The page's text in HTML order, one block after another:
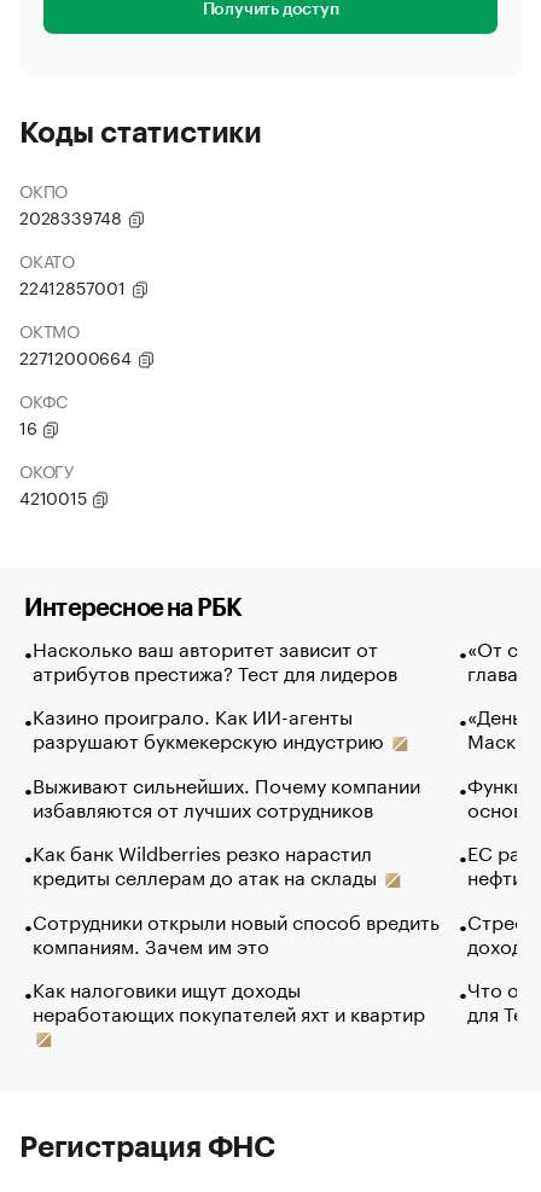
Получить доступ
Коды статистики
ОКПО
2028339748
ОКАТО
22412857001
ОКТМО
22712000664
ОКФС
16
ОКОГУ
4210015
Интересное на РБК
Насколько ваш авторитет зависит от
атрибутов престижа? Тест для лидеров
Казино проиграло. Как ИИ-агенты
разрушают букмекерскую индустрию
Выживают сильнейших. Почему компании
избавляются от лучших сотрудников
Как банк Wildberries резко нарастил
кредиты селлерам до атак на склады
Сотрудники открыли новый способ вредить
компаниям. Зачем им это
Как налоговики ищут доходы
неработающих покупателей яхт и квартир
«От
глава
Маск в
основ
ЕС
нефти
Что
для
Регистрация ФНС